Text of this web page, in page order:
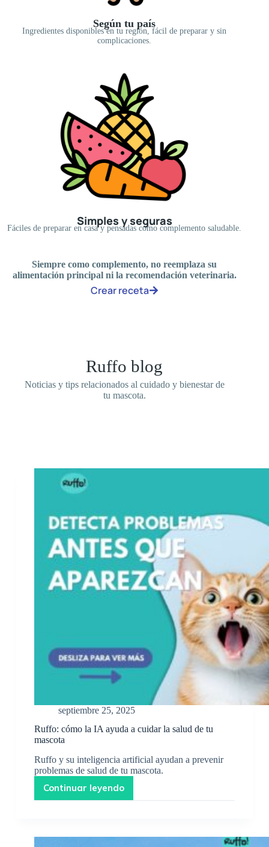
Según tu país
Ingredientes disponibles en tu región, fácil de preparar y sin
complicaciones.
Simples y seguras
Fáciles de preparar en casa y pensadas como complemento saludable.
Siempre como complemento, no reemplaza su
alimentación principal ni la recomendación veterinaria.
Crear receta
Ruffo blog
Noticias y tips relacionados al cuidado y bienestar de
tu mascota.
septiembre 25, 2025
Ruffo: cómo la IA ayuda a cuidar la salud de tu
mascota
Ruffo y su inteligencia artificial ayudan a prevenir
problemas de salud de tu mascota.
Continuar leyendo